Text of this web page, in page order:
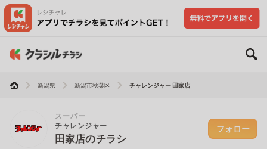
新潟県 新潟市秋葉区 チャレンジャー 田家店
スーパー
チャレンジャー
田家店のチラシ
フォロー